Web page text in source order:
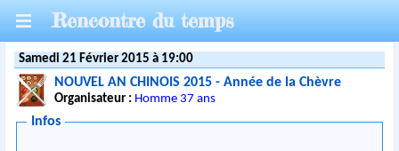
Rencontre du temps
Samedi 21 Février 2015 à 19:00
NOUVEL AN CHINOIS 2015 - Année de la Chèvre
Organisateur : Homme 37 ans
Infos